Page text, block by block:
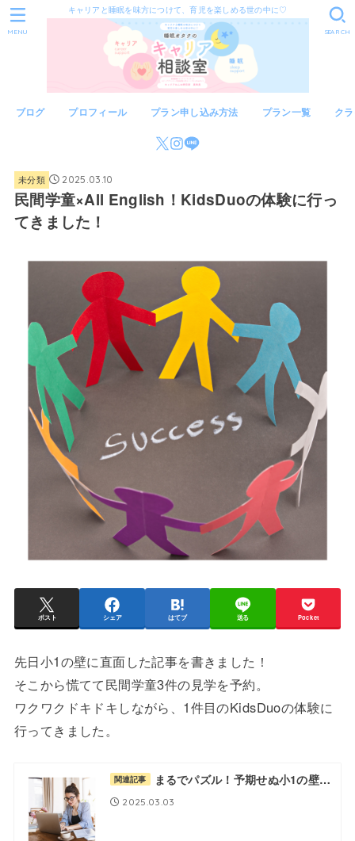
キャリアと睡眠を味方につけて、育児を楽しめる世の中に♡
ブログ プロフィール プラン申し込み方法 プラン一覧 ク
SEARCH
MENU
未分類 2025.03.10
民間学童×All English！KidsDuoの体験に行っ
てきました！
ポスト シェア はてブ 送る Pocket
先日小1の壁に直面した記事を書きました！
そこから慌てて民間学童3件の見学を予約。
ワクワクドキドキしながら、1件目のKidsDuoの体験に
行ってきました。
関連記事 まるでパズル！予期せぬ小1の壁…
2025.03.03